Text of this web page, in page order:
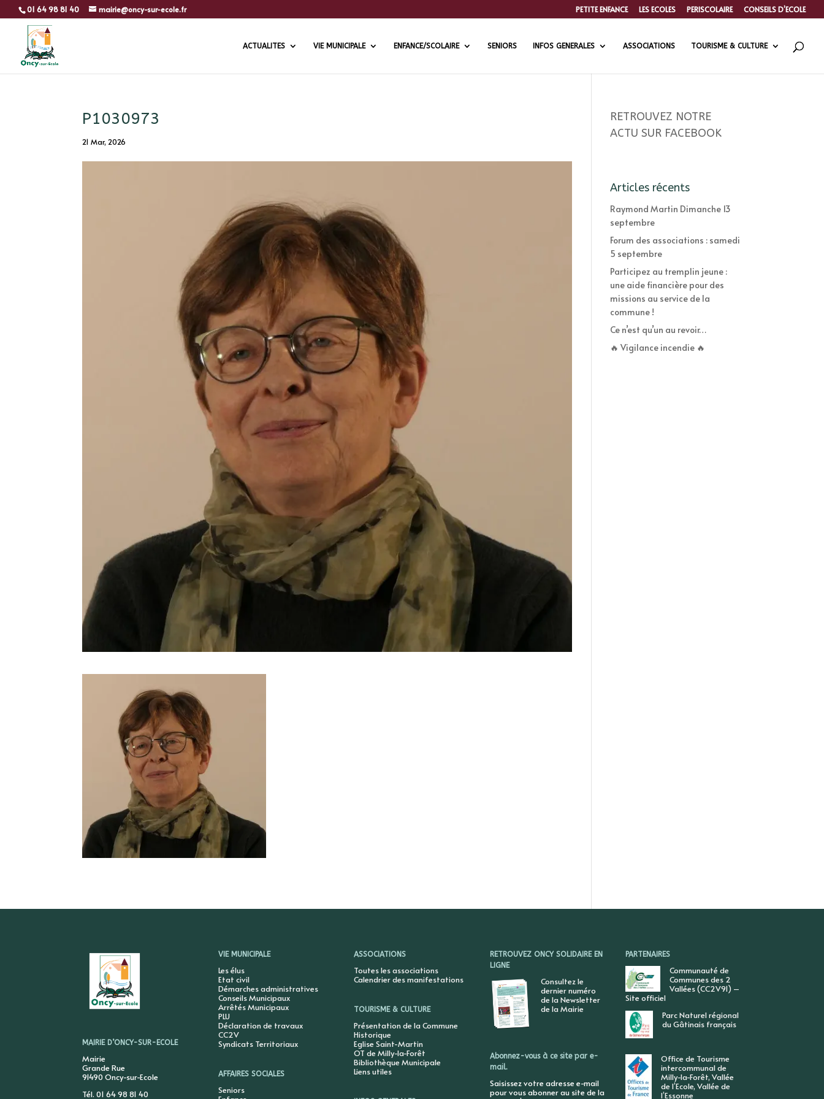
01 64 98 81 40 mairie@oncy-sur-ecole.fr PETITE ENFANCE LES ECOLES PERISCOLAIRE CONSEILS D’ECOLE
ACTUALITES VIE MUNICIPALE ENFANCE/SCOLAIRE SENIORS INFOS GENERALES ASSOCIATIONS TOURISME & CULTURE
P1030973
21 Mar, 2026
RETROUVEZ NOTRE
ACTU SUR FACEBOOK
Articles récents
Raymond Martin Dimanche 13
septembre
Forum des associations : samedi
5 septembre
Participez au tremplin jeune :
une aide financière pour des
missions au service de la
commune !
Ce n’est qu’un au revoir…
🔥 Vigilance incendie 🔥
MAIRIE D’ONCY-SUR-ECOLE
Mairie
Grande Rue
91490 Oncy-sur-Ecole
Tél. 01 64 98 81 40
VIE MUNICIPALE
Les élus
Etat civil
Démarches administratives
Conseils Municipaux
Arrêtés Municipaux
PLU
Déclaration de travaux
CC2V
Syndicats Territoriaux
AFFAIRES SOCIALES
Seniors
ASSOCIATIONS
Toutes les associations
Calendrier des manifestations
TOURISME & CULTURE
Présentation de la Commune
Historique
Eglise Saint-Martin
OT de Milly-la-Forêt
Bibliothèque Municipale
Liens utiles
RETROUVEZ ONCY SOLIDAIRE EN
LIGNE
Consultez le
dernier numéro
de la Newsletter
de la Mairie
Abonnez-vous à ce site par e-
mail.
Saisissez votre adresse e-mail
pour vous abonner au site de la
PARTENAIRES
Communauté de
Communes des 2
Vallées (CC2V91) –
Site officiel
Parc Naturel régional
du Gâtinais français
Office de Tourisme
intercommunal de
Milly-la-Forêt, Vallée
de l’Ecole, Vallée de
l’Essonne